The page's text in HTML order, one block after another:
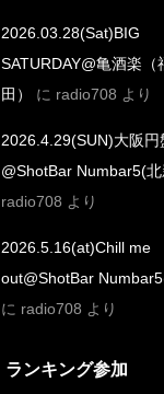
2026.03.28(Sat)BIG
SATURDAY@亀酒楽（
田）
に radio708 より
2026.4.29(SUN)大阪円
@ShotBar Numbar5(
radio708 より
2026.5.16(at)Chill me
out@ShotBar
に radio708 より
ランキング参加